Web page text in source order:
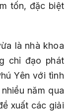
tốn, đặc biệt
là nhà khoa
chỉ đạo phát
Yên với tình
năm qua
xuất các giải